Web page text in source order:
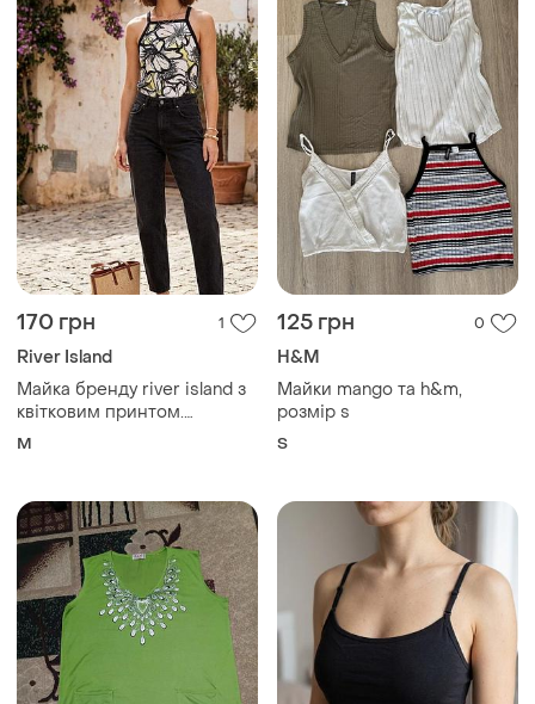
170 грн 1
River Island
Майка бренду river island з
квітковим принтом.
заміри:пог-39(45) см,
M
125 грн 0
H&M
Майки mango та h&m,
розмір s
S